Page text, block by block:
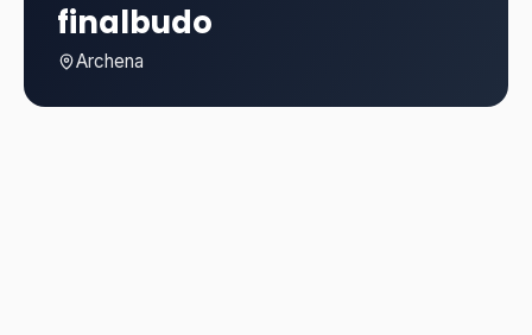
finalbudo
Archena